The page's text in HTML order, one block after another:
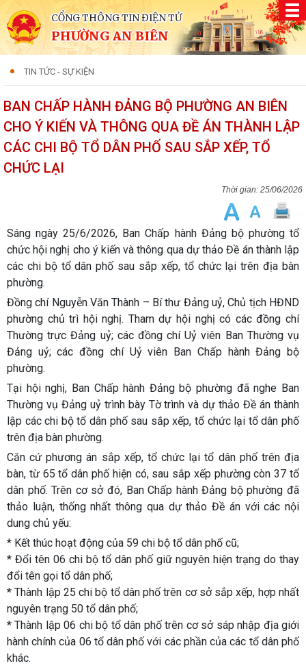
CỔNG THÔNG TIN ĐIỆN TỬ
PHƯỜNG AN BIÊN
TIN TỨC - SỰ KIỆN
BAN CHẤP HÀNH ĐẢNG BỘ PHƯỜNG AN BIÊN
CHO Ý KIẾN VÀ THÔNG QUA ĐỀ ÁN THÀNH LẬP
CÁC CHI BỘ TỔ DÂN PHỐ SAU SẮP XẾP, TỔ
CHỨC LẠI
25/06/2026
Sáng ngày 25/6/2026, Ban Chấp hành Đảng bộ phường tổ
chức hội nghị cho ý kiến và thông qua dự thảo Đề án thành lập
các chi bộ tổ dân phố sau sắp xếp, tổ chức lại trên địa bàn
phường.
Đồng chí Nguyễn Văn Thành – Bí thư Đảng uỷ, Chủ tịch HĐND
phường chủ trì hội nghị. Tham dự hội nghị có các đồng chí
Thường trực Đảng uỷ; các đồng chí Uỷ viên Ban Thường vụ
Đảng uỷ; các đồng chí Uỷ viên Ban Chấp hành Đảng bộ
phường.
Tại hội nghị, Ban Chấp hành Đảng bộ phường đã nghe Ban
Thường vụ Đảng uỷ trình bày Tờ trình và dự thảo Đề án thành
lập các chi bộ tổ dân phố sau sắp xếp, tổ chức lại tổ dân phố
trên địa bàn phường.
Căn cứ phương án sắp xếp, tổ chức lại tổ dân phố trên địa
bàn, từ 65 tổ dân phố hiện có, sau sắp xếp phường còn 37 tổ
dân phố. Trên cơ sở đó, Ban Chấp hành Đảng bộ phường đã
thảo luận, thống nhất thông qua dự thảo Đề án với các nội
dung chủ yếu:
* Kết thúc hoạt động của 59 chi bộ tổ dân phố cũ;
* Đổi tên 06 chi bộ tổ dân phố giữ nguyên hiện trạng do thay
đổi tên gọi tổ dân phố;
* Thành lập 25 chi bộ tổ dân phố trên cơ sở sắp xếp, hợp nhất
nguyên trạng 50 tổ dân phố;
* Thành lập 06 chi bộ tổ dân phố trên cơ sở sáp nhập địa giới
hành chính của 06 tổ dân phố với các phần của các tổ dân phố
khác.